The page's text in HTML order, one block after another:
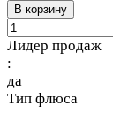
В корзину
Лидер продаж
:
да
Тип флюса